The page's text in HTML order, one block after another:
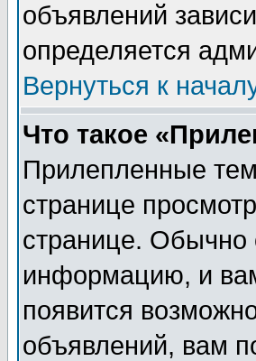
объявлений
определяется
Вернуться к
Что такое
Прилепленные
странице
странице. Обычно
информацию, и вам
появится
объявлений, вам